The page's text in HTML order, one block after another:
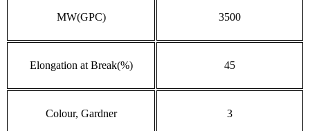
MW(GPC) 3500
Elongation at Break(%) 45
Colour, Gardner 3